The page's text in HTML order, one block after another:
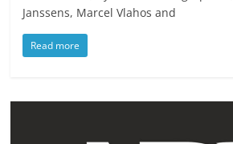
Janssens, Marcel Vlahos and
Read more